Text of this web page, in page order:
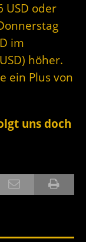
USD oder
im
höher.
ein Plus von
uns doch